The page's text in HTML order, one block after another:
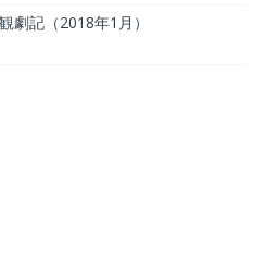
劇記（2018年1月）